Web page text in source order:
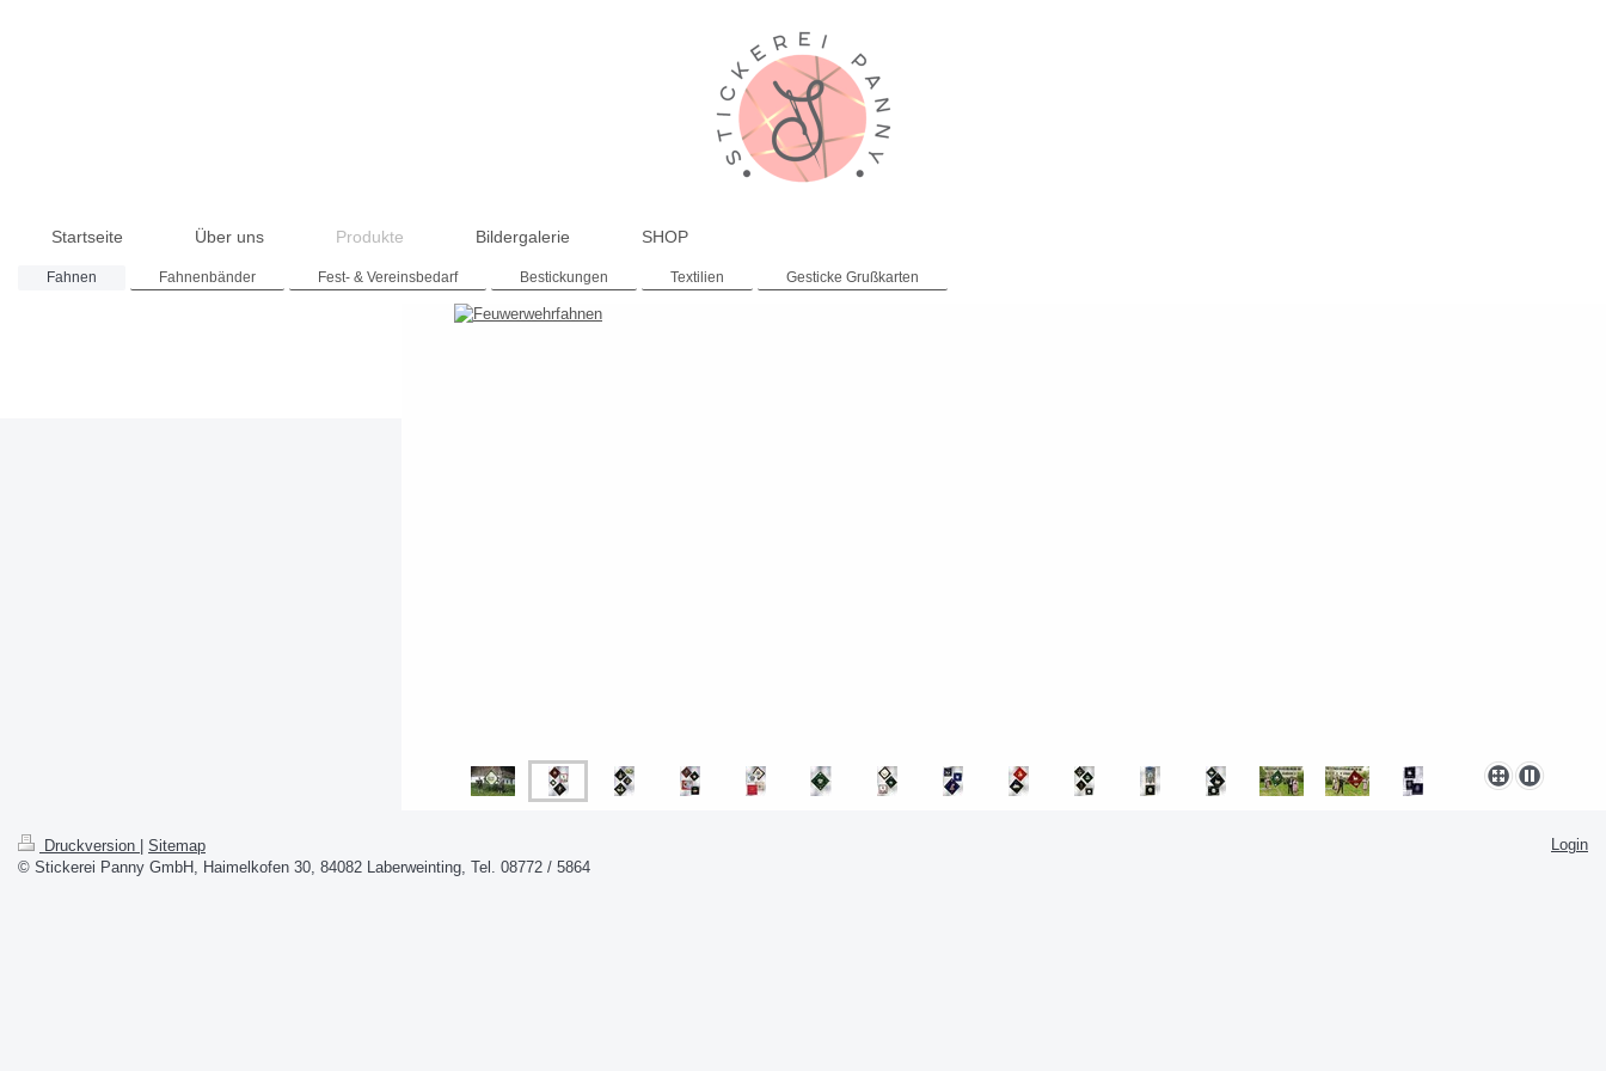
Startseite Über uns Produkte Bildergalerie SHOP
Fahnen Fahnenbänder Fest- & Vereinsbedarf Bestickungen Textilien Gesticke Grußkarten
Druckversion
Sitemap
© Stickerei Panny GmbH, Haimelkofen 30, 84082 Laberweinting, Tel. 08772 / 5864
Login